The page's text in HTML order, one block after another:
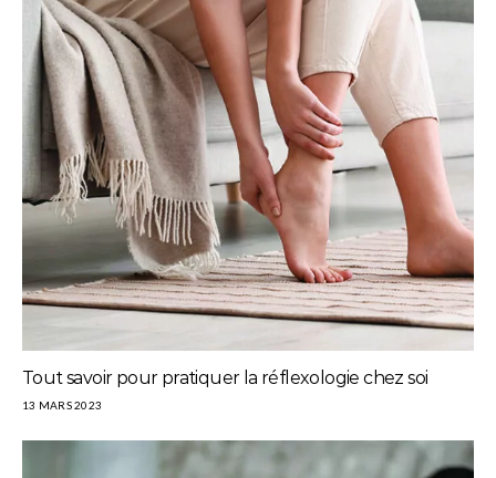
Tout savoir pour pratiquer la réflexologie chez soi
13 MARS 2023